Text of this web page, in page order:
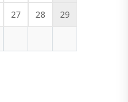
27 28 29